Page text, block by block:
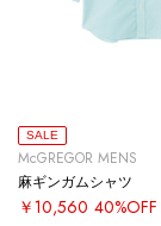
SALE
McGREGOR MENS
麻ギンガムシャツ
￥10,560 40%OFF